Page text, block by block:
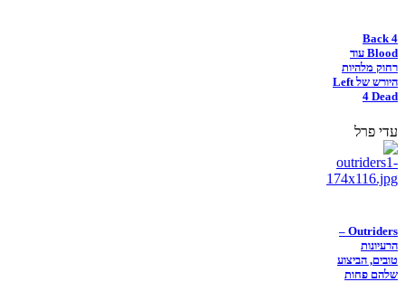
Back 4
Blood עוד
רחוק מלהיות
היורש של Left
4 Dead
עדי פרל
Outriders –
הרעיונות
טובים, הביצוע
שלהם פחות